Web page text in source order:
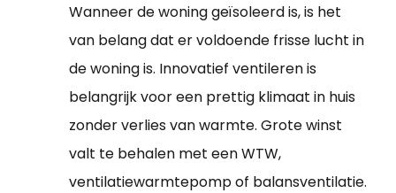
Wanneer de woning geïsoleerd is, is het
van belang dat er voldoende frisse lucht in
de woning is. Innovatief ventileren is
belangrijk voor een prettig klimaat in huis
zonder verlies van warmte. Grote winst
valt te behalen met een WTW,
ventilatiewarmtepomp of balansventilatie.